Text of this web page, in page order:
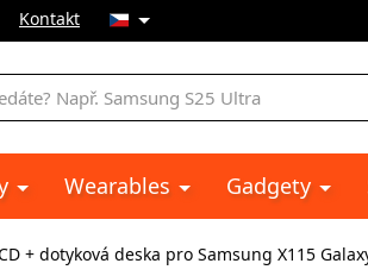
Kontakt
Wearables Gadgety
+ dotyková deska pro Samsung X115